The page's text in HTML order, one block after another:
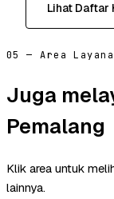
Lihat Daftar
05 — Area
Juga
Pemalang
Klik area untuk
lainnya.